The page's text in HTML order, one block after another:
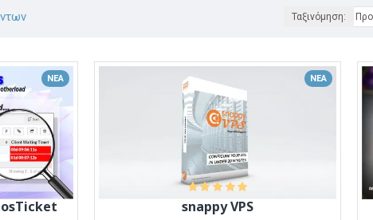
Ταξινόμηση:
ΝΈΑ ΝΈΑ
snappy VPS